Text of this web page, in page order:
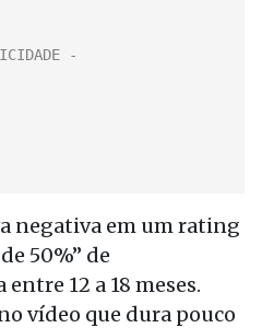
negativa em um rating
50%” de
12 a 18 meses.
vídeo que dura pouco